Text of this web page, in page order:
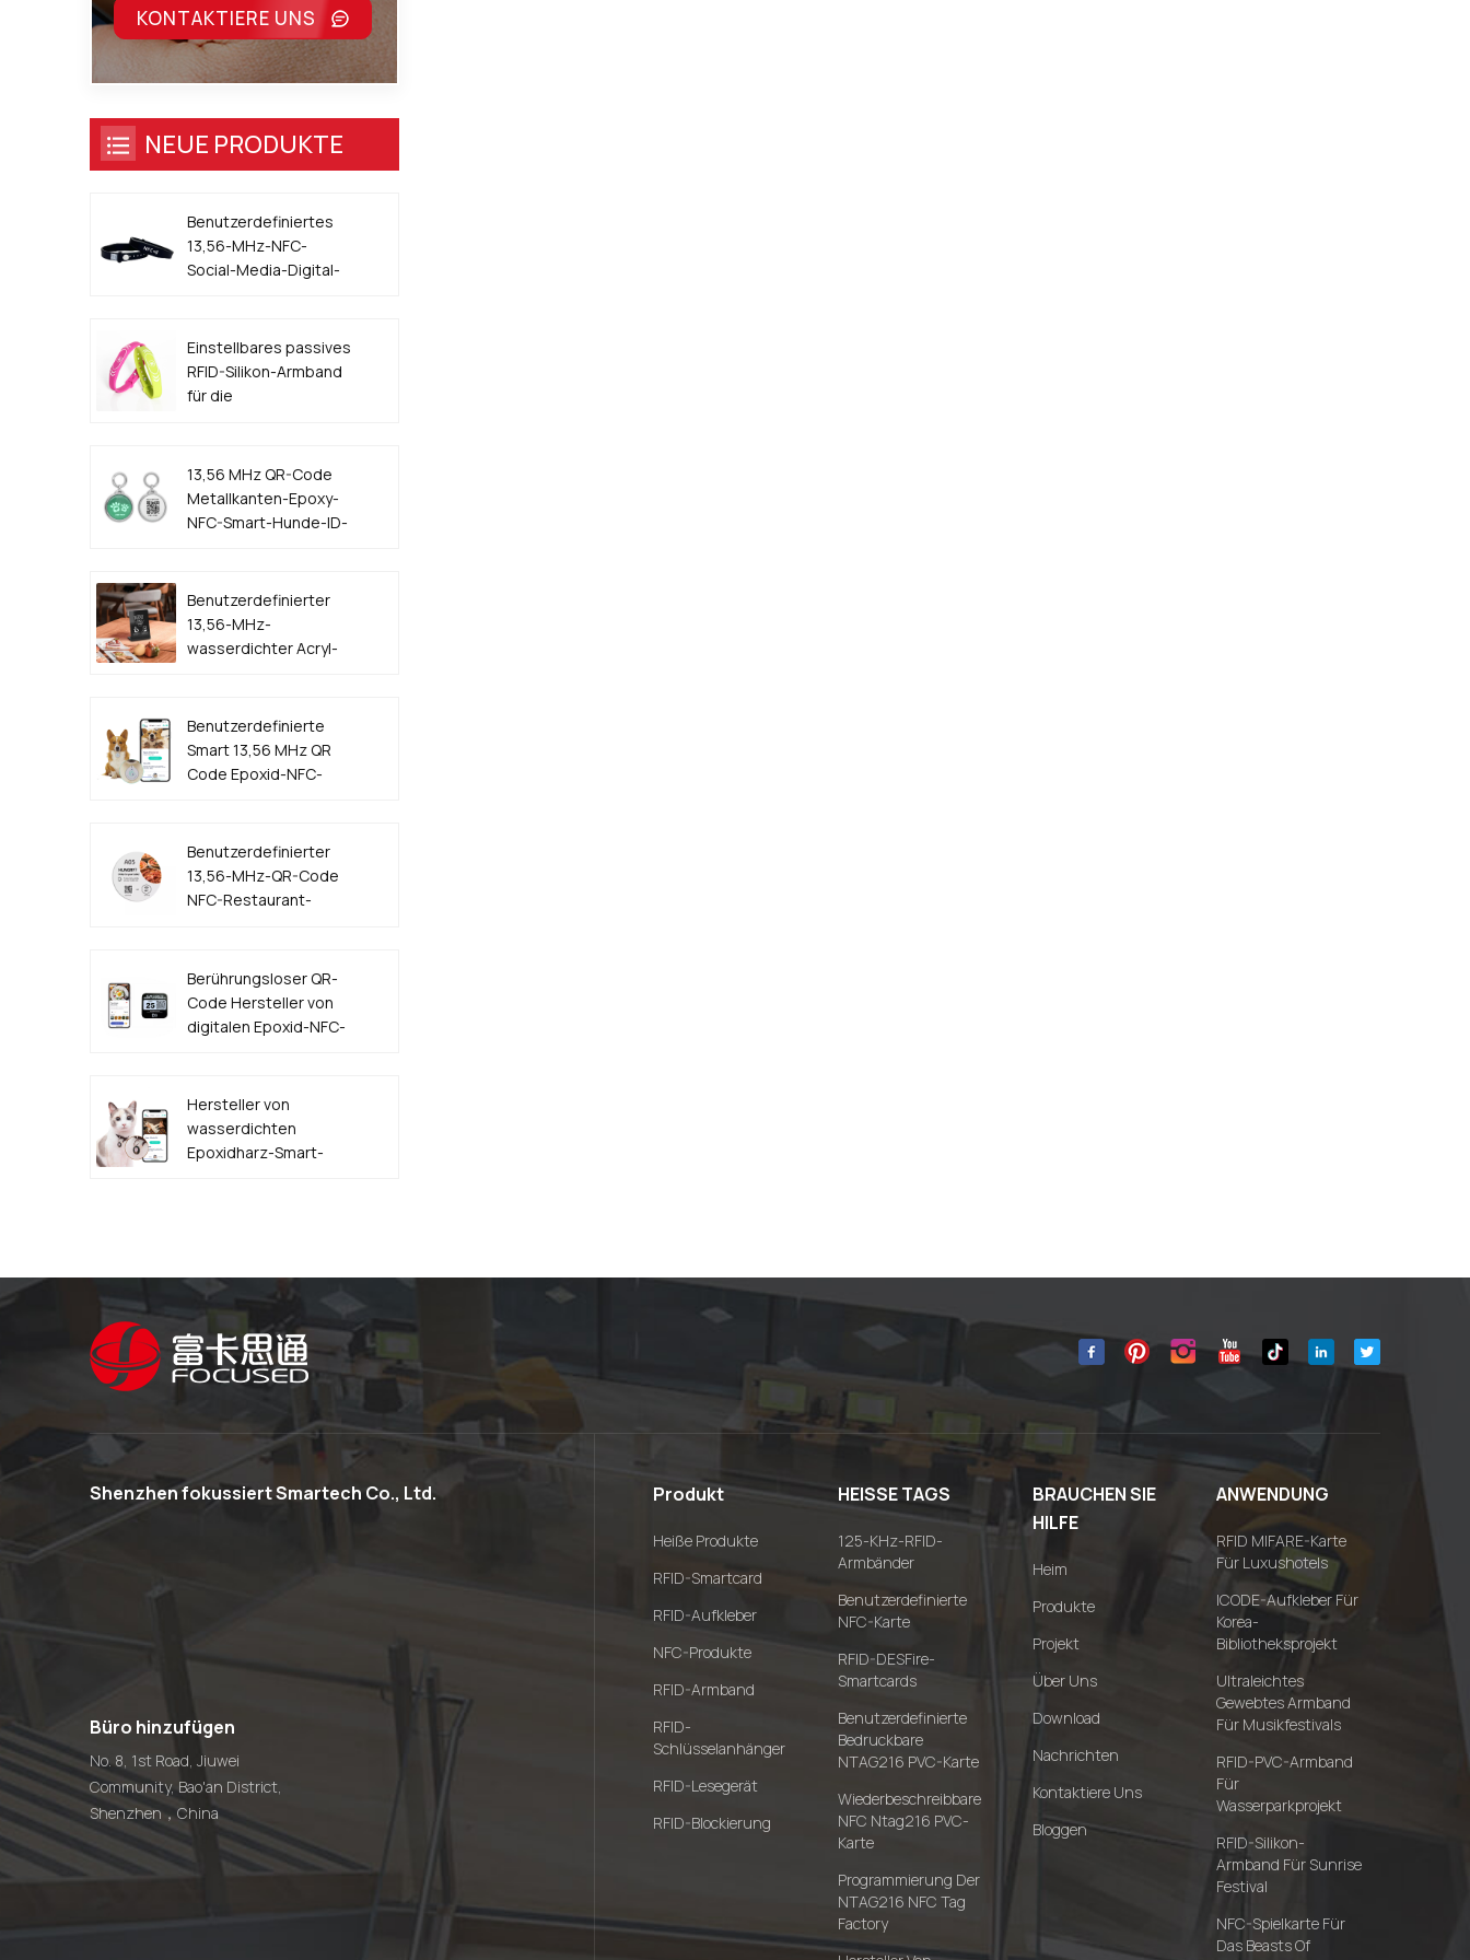
KONTAKTIERE UNS
NEUE PRODUKTE
Benutzerdefiniertes
13,56-MHz-NFC-
Social-Media-Digital-
Einstellbares passives
RFID-Silikon-Armband
für die
13,56 MHz QR-Code
Metallkanten-Epoxy-
NFC-Smart-Hunde-ID-
Benutzerdefinierter
13,56-MHz-
wasserdichter Acryl-
Benutzerdefinierte
Smart 13,56 MHz QR
Code Epoxid-NFC-
Benutzerdefinierter
13,56-MHz-QR-Code
NFC-Restaurant-
Berührungsloser QR-
Code Hersteller von
digitalen Epoxid-NFC-
Hersteller von
wasserdichten
Epoxidharz-Smart-
Shenzhen fokussiert Smartech Co., Ltd.
Büro hinzufügen
No. 8, 1st Road, Jiuwei
Community, Bao'an District,
Shenzhen，China
Produkt
Heiße Produkte
RFID-Smartcard
RFID-Aufkleber
NFC-Produkte
RFID-Armband
RFID-
Schlüsselanhänger
RFID-Lesegerät
RFID-Blockierung
HEISSE TAGS
125-KHz-RFID-
Armbänder
Benutzerdefinierte
NFC-Karte
RFID-DESFire-
Smartcards
Benutzerdefinierte
Bedruckbare
NTAG216 PVC-Karte
Wiederbeschreibbare
NFC Ntag216 PVC-
Karte
Programmierung Der
NTAG216 NFC Tag
Factory
BRAUCHEN SIE
HILFE
Heim
Produkte
Projekt
Über Uns
Download
Nachrichten
Kontaktiere Uns
Bloggen
ANWENDUNG
RFID MIFARE-Karte
Für Luxushotels
ICODE-Aufkleber Für
Korea-
Bibliotheksprojekt
Ultraleichtes
Gewebtes Armband
Für Musikfestivals
RFID-PVC-Armband
Für
Wasserparkprojekt
RFID-Silikon-
Armband Für Sunrise
Festival
NFC-Spielkarte Für
Das Beasts Of